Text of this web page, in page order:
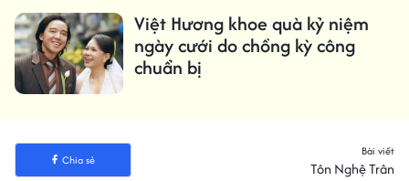
Việt Hương khoe quà kỷ niệm
ngày cưới do chồng kỳ công
chuẩn bị
Chia sẻ
Bài viết
Tôn Nghệ Trân